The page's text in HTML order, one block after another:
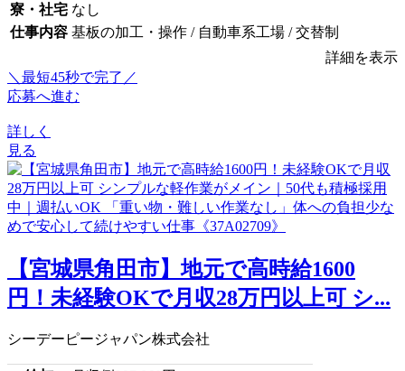
寮・社宅 なし
仕事内容 基板の加工・操作 / 自動車系工場 / 交替制
詳細を表示
＼最短45秒で完了／
応募へ進む
詳しく
見る
【宮城県角田市】地元で高時給1600
円！未経験OKで月収28万円以上可 シ...
シーデーピージャパン株式会社